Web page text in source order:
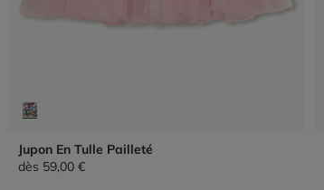
Jupon En Tulle Pailleté
dès 59,00 €